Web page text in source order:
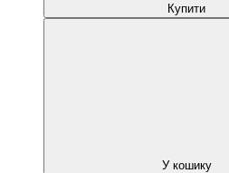
Купити
У кошику